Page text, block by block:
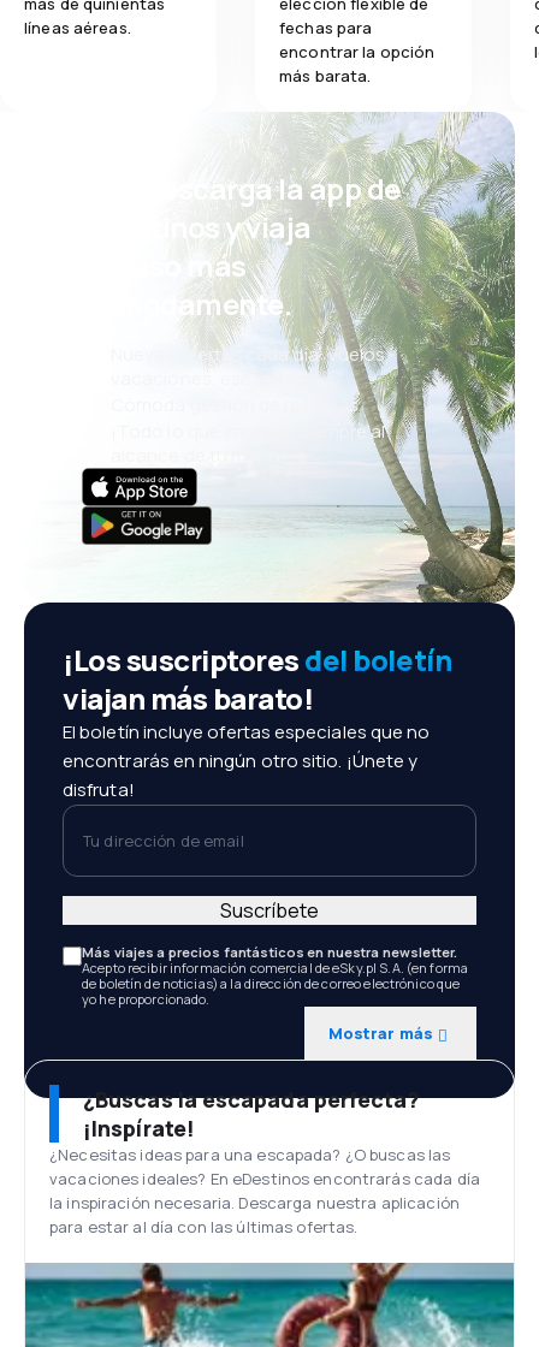
líneas aéreas.
fechas para
encontrar la opción
más barata.
¡Eh! Descarga la app de
eDestinos y viaja
incluso más
cómodamente.
Nuevas ofertas cada día: vuelos,
vacaciones, escapadas
Cómoda gestión de reservas
¡Todo lo que importa, siempre al
¡Los suscriptoresdel boletín
viajan más barato!
El boletín incluye ofertas especiales que no
encontrarás en ningún otro sitio. ¡Únete y
disfruta!
Tu dirección de email
Más viajes a precios fantásticos en nuestra newsletter.
Acepto recibir información comercial de eSky.pl S.A. (en forma
de boletín de noticias) a la dirección de correo electrónico que
yo he proporcionado.
Mostrar más
Suscríbete
¿Buscas la escapada perfecta?
¡Inspírate!
¿Necesitas ideas para una escapada? ¿O buscas las
vacaciones ideales? En eDestinos encontrarás cada día
la inspiración necesaria. Descarga nuestra aplicación
para estar al día con las últimas ofertas.